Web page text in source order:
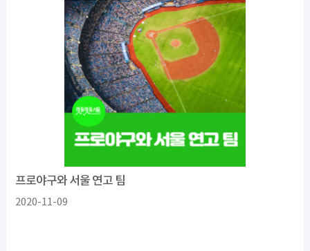
프로야구와 서울 연고 팀
2020-11-09